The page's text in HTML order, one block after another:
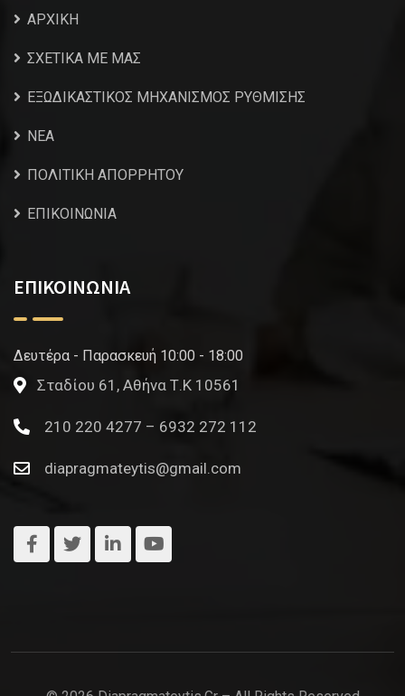
ΑΡΧΙΚΗ
ΣΧΕΤΙΚΑ ΜΕ ΜΑΣ
ΕΞΩΔΙΚΑΣΤΙΚΟΣ ΜΗΧΑΝΙΣΜΟΣ ΡΥΘΜΙΣΗΣ
NEA
ΠΟΛΙΤΙΚΗ ΑΠΟΡΡΗΤΟΥ
ΕΠΙΚΟΙΝΩΝΙΑ
ΕΠΙΚΟΙΝΩΝΙΑ
Δευτέρα - Παρασκευή 10:00 - 18:00
Σταδίου 61, Αθήνα Τ.Κ 10561
210 220 4277 – 6932 272 112
diapragmateytis@gmail.com